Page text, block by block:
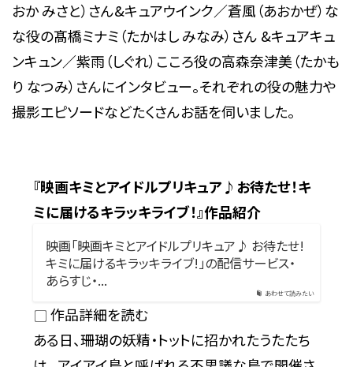
おか みさと）さん&キュアウインク／蒼風（あおかぜ）な
な役の髙橋ミナミ（たかはし みなみ）さん &キュアキュ
ンキュン／紫雨（しぐれ）こころ役の高森奈津美（たかも
り なつみ）さんにインタビュー。それぞれの役の魅力や
撮影エピソードなどたくさんお話を伺いました。
『映画キミとアイドルプリキュア♪お待たせ！キ
ミに届けるキラッキライブ！』作品紹介
あわせて読みたい
映画「映画キミとアイドルプリキュア♪ お待たせ!
キミに届けるキラッキライブ!」の配信サービス・
あらすじ・...
作品詳細を読む
ある日、珊瑚の妖精・トットに招かれたうたたち